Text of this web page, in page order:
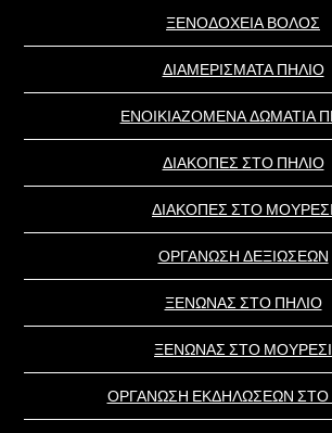
ΞΕΝΟΔΟΧΕΙΑ ΒΟΛΟΣ
ΔΙΑΜΕΡΙΣΜΑΤΑ ΠΗΛΙΟ
ΕΝΟΙΚΙΑΖΟΜΕΝΑ ΔΩΜΑΤΙΑ
ΔΙΑΚΟΠΕΣ ΣΤΟ ΠΗΛΙΟ
ΔΙΑΚΟΠΕΣ ΣΤΟ ΜΟΥΡΕΣΙ
ΟΡΓΑΝΩΣΗ ΔΕΞΙΩΣΕΩΝ
ΞΕΝΩΝΑΣ ΣΤΟ ΠΗΛΙΟ
ΞΕΝΩΝΑΣ ΣΤΟ ΜΟΥΡΕΣΙ
ΟΡΓΑΝΩΣΗ ΕΚΔΗΛΩΣΕΩΝ ΣΤΟ